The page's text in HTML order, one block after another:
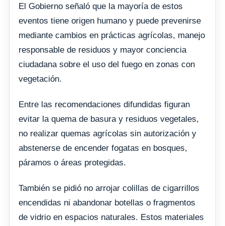
El Gobierno señaló que la mayoría de estos
eventos tiene origen humano y puede prevenirse
mediante cambios en prácticas agrícolas, manejo
responsable de residuos y mayor conciencia
ciudadana sobre el uso del fuego en zonas con
vegetación.
Entre las recomendaciones difundidas figuran
evitar la quema de basura y residuos vegetales,
no realizar quemas agrícolas sin autorización y
abstenerse de encender fogatas en bosques,
páramos o áreas protegidas.
También se pidió no arrojar colillas de cigarrillos
encendidas ni abandonar botellas o fragmentos
de vidrio en espacios naturales. Estos materiales